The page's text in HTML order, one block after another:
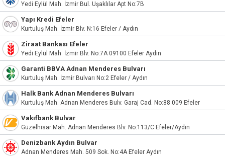
Yedi Eylül Mah. İzmir Bul. Uşaklılar Apt No:7B
Yapı Kredi Efeler
Kurtuluş Mah. İzmir Blv. N:16 Efeler / Aydın
Ziraat Bankası Efeler
Yedi Eylül Mah. İzmir Blv. No:7A 09100 Efeler Aydın
Garanti BBVA Adnan Menderes Bulvarı
Kurtuluş Mah. İzmir Bulvarı No:2 Efeler / Aydın
Halk Bank Adnan Menderes Bulvarı
Kurtuluş Mah. Adnan Menderes Bulv. Garaj Cad. No:88 009 Efeler
Vakıfbank Bulvar
Güzelhisar Mah. Adnan Menderes Blv. No:113/C Efeler/Aydın
Denizbank Aydın Bulvar
Adnan Menderes Mah. 509 Sok. No:4A Efeler Aydın